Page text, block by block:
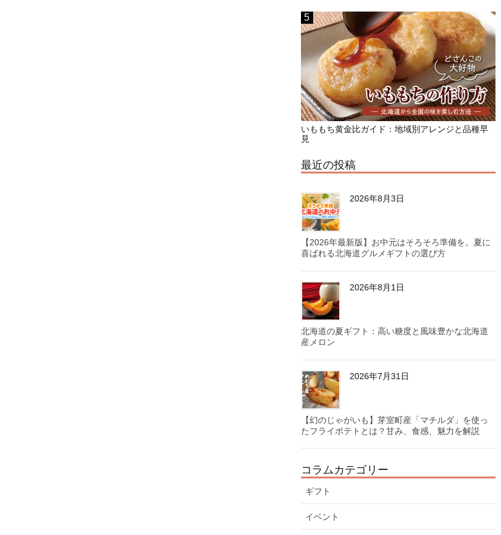
いももち黄金比ガイド：地域別アレンジと品種早
見
最近の投稿
2026年8月3日
【2026年最新版】お中元はそろそろ準備を。夏に
喜ばれる北海道グルメギフトの選び方
2026年8月1日
北海道の夏ギフト：高い糖度と風味豊かな北海道
産メロン
2026年7月31日
【幻のじゃがいも】芽室町産「マチルダ」を使っ
たフライポテトとは？甘み、食感、魅力を解説
コラムカテゴリー
ギフト
イベント